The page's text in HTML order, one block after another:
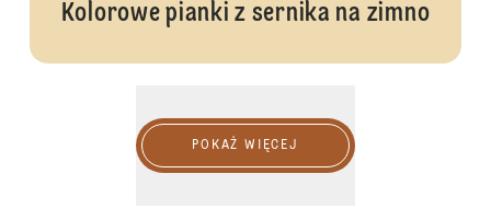
Kolorowe pianki z sernika na zimno
POKAŻ WIĘCEJ